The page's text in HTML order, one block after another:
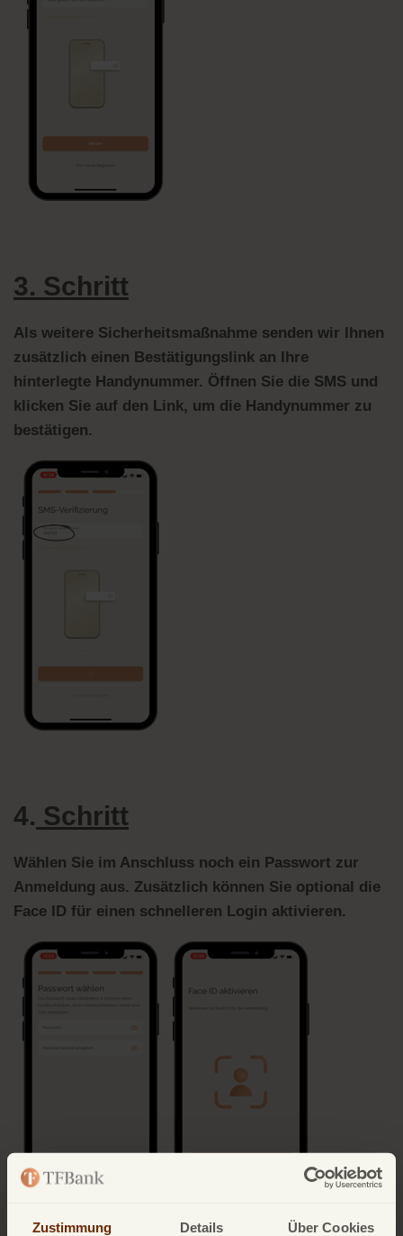
Zustimmung Details Über Cookies
3. Schritt
Als weitere Sicherheitsmaßnahme senden wir Ihnen
zusätzlich einen Bestätigungslink an Ihre
hinterlegte Handynummer. Öffnen Sie die SMS und
klicken Sie auf den Link, um die Handynummer zu
bestätigen.
4. Schritt
Wählen Sie im Anschluss noch ein Passwort zur
Anmeldung aus. Zusätzlich können Sie optional die
Face ID für einen schnelleren Login aktivieren.